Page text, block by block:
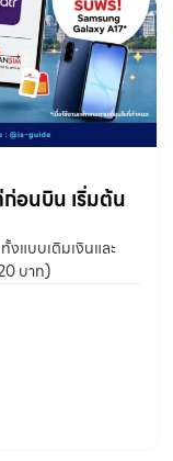
อนบิน เริ่มต้น
แบบเติมเงินและ
บาท)